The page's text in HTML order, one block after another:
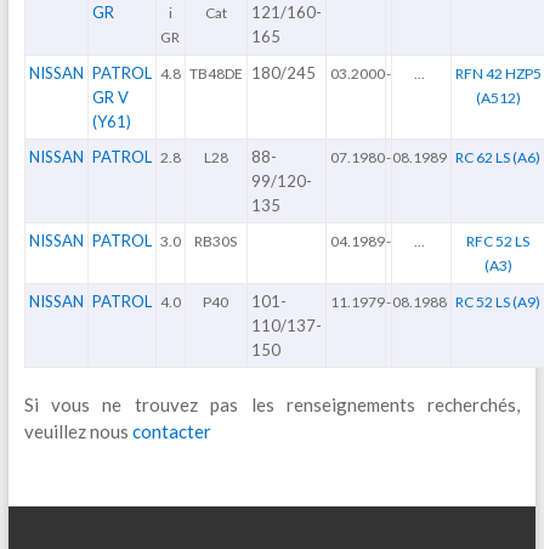
GR
i
GR
Cat
121/160-
165
NISSAN PATROL
GR V
(Y61)
4.8 TB48DE 180/245 03.2000-
RFN 42 HZP5
(A512)
NISSAN PATROL 2.8 L28
88-
99/120-
135
07.1980-08.1989 RC 62 LS (A6)
NISSAN PATROL 3.0 RB30S 04.1989-
RFC 52 LS
(A3)
NISSAN PATROL 4.0 P40
101-
110/137-
150
11.1979-08.1988 RC 52 LS (A9)
Si vous ne trouvez pas les renseignements recherchés,
veuillez nous contacter